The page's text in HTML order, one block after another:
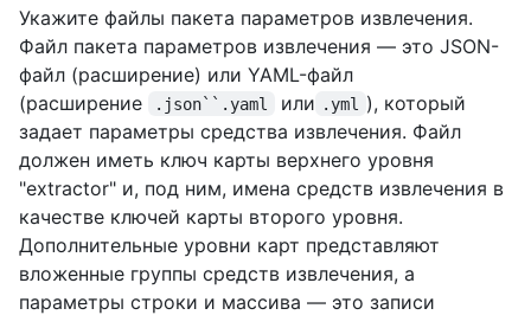
Укажите файлы пакета параметров извлечения.
Файл пакета параметров извлечения — это JSON-
файл (расширение) или YAML-файл
(расширение
.json``.yaml или .yml
), который
задает параметры средства извлечения. Файл
должен иметь ключ карты верхнего уровня
"extractor" и, под ним, имена средств извлечения в
качестве ключей карты второго уровня.
Дополнительные уровни карт представляют
вложенные группы средств извлечения, а
параметры строки и массива — это записи